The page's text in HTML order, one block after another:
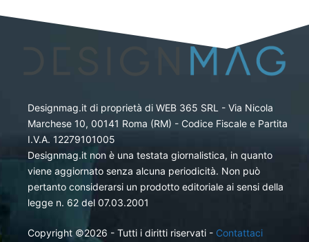
Designmag.it di proprietà di WEB 365 SRL - Via Nicola
Marchese 10, 00141 Roma (RM) - Codice Fiscale e Partita
I.V.A. 12279101005
Designmag.it non è una testata giornalistica, in quanto
viene aggiornato senza alcuna periodicità. Non può
pertanto considerarsi un prodotto editoriale ai sensi della
legge n. 62 del 07.03.2001
Copyright ©2026 - Tutti i diritti riservati - Contattaci